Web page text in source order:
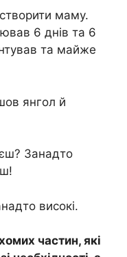
маму.
6 днів та 6
та майже
янгол й
Занадто
високі.
частин, які